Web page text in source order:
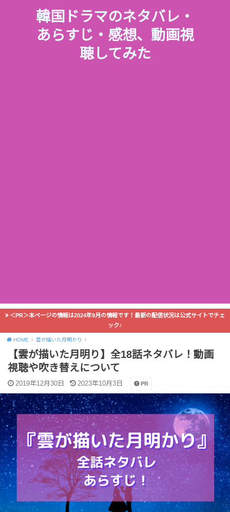
韓国ドラマのネタバレ・
あらすじ・感想、動画視
聴してみた
＜PR＞本ページの情報は2024年9月の情報です！最新の配信状況は公式サイトでチェ
ック♪
HOME 雲が描いた月明かり
【雲が描いた月明り】全18話ネタバレ！動画
視聴や吹き替えについて
2019年12月30日 2023年10月3日 PR